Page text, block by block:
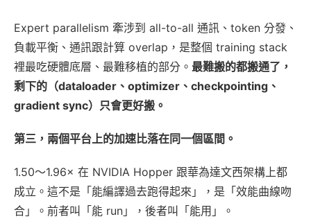
Expert parallelism 牽涉到 all-to-all 通訊、token 分發、
負載平衡、通訊跟計算 overlap，是整個 training stack
裡最吃硬體底層、最難移植的部分。 最難搬的都搬通了，
剩下的（dataloader、optimizer、checkpointing、
gradient sync）只會更好搬。
第三，兩個平台上的加速比落在同一個區間。
1.50～1.96× 在 NVIDIA Hopper 跟華為達文西架構上都
成立。這不是「能編譯過去跑得起來」，是「效能曲線吻
合」。前者叫「能 run」，後者叫「能用」。